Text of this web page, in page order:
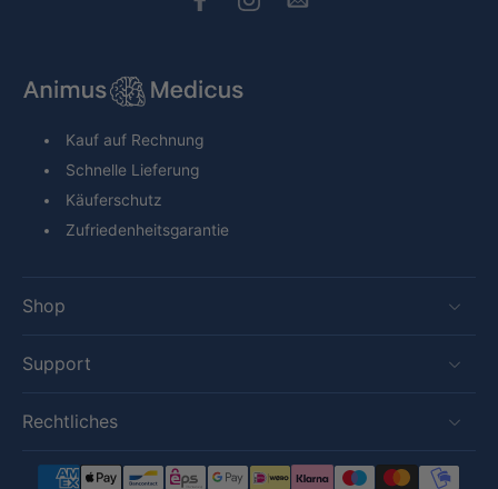
Kauf auf Rechnung
Schnelle Lieferung
Käuferschutz
Zufriedenheitsgarantie
Shop
Support
Rechtliches